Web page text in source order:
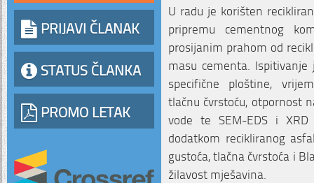
PRIJAVI ČLANAK
STATUS ČLANKA
PROMO LETAK
U radu je korišten
pripremu cementnog
prosijanim prahom od
masu cementa.
specifične ploštine,
tlačnu čvrstoću, otpornost
vode te SEM-EDS i
dodatkom recikliranog
gustoća, tlačna čvrstoća i
žilavost mješavina.